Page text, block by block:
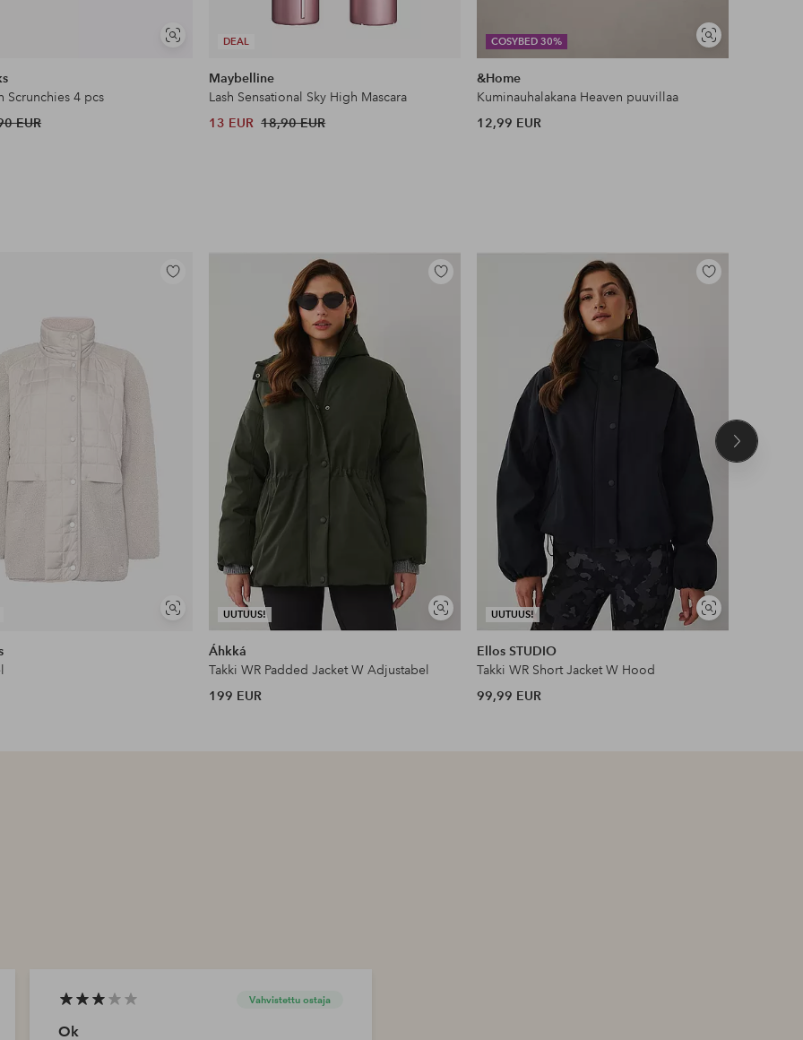
Näytä
Scrunchies 4 pcs
EUR
DEAL
Maybelline
Lash Sensational Sky High Mascara
13 EUR 18,90 EUR
COSYBED 30%
Näytä
samankaltaisia
&Home
Kuminauhalakana Heaven puuvillaa
12,99 EUR
Näytä
samankaltaisia
Lisää
UUTUUS!
Näytä
samankaltaisia
Lisää
Áhkká
Takki WR Padded Jacket W Adjustabel
199 EUR
UUTUUS!
Näytä
samankaltaisia
Lisää
Ellos STUDIO
Takki WR Short Jacket W Hood
99,99 EUR
Seuraava
Vahvistettu ostaja
Ok